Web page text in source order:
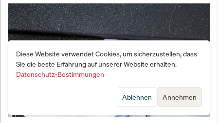
Diese Website verwendet Cookies, um sicherzustellen, dass
Sie die beste Erfahrung auf unserer Website erhalten.
Datenschutz-Bestimmungen
Annehmen
Ablehnen